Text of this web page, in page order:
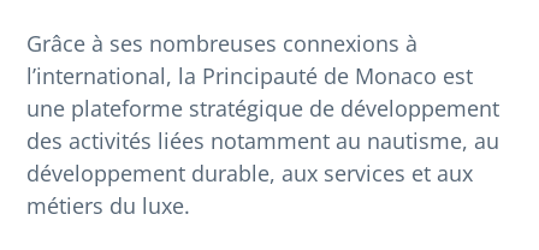
Grâce à ses nombreuses connexions à
l’international, la Principauté de Monaco est
une plateforme stratégique de développement
des activités liées notamment au nautisme, au
développement durable, aux services et aux
métiers du luxe.